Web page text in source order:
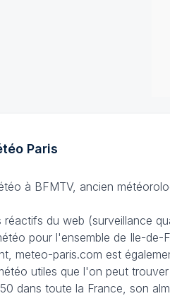
Paris
à BFMTV, ancien
du web (surveillance
pour l'ensemble de Ile-de-
meteo-paris.com est
utiles que l'on peut
dans toute la France, son